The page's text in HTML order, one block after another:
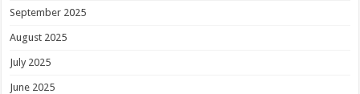
September 2025
August 2025
July 2025
June 2025